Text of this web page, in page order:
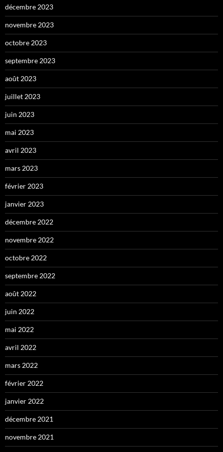
décembre 2023
novembre 2023
octobre 2023
septembre 2023
août 2023
juillet 2023
juin 2023
mai 2023
avril 2023
mars 2023
février 2023
janvier 2023
décembre 2022
novembre 2022
octobre 2022
septembre 2022
août 2022
juin 2022
mai 2022
avril 2022
mars 2022
février 2022
janvier 2022
décembre 2021
novembre 2021